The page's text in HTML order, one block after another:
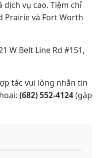
dịch vụ cao. Tiệm chỉ
Prairie và Fort Worth
W Belt Line Rd #151,
tác vui lòng nhắn tin
(682) 552-4124(gặp